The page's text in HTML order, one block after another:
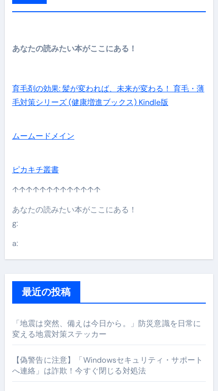
あなたの読みたい本がここにある！
育毛剤の効果: 髪が変われば、未来が変わる！ 育毛・薄
毛対策シリーズ (健康増進ブックス) Kindle版
ムームードメイン
ピカキチ叢書
↑↑↑↑↑↑↑↑↑↑↑↑↑
あなたの読みたい本がここにある！
g:
a:
最近の投稿
「地震は突然、備えは今日から。」防災意識を日常に
変える地震対策ステッカー
【偽警告に注意】「Windowsセキュリティ・サポート
へ連絡」は詐欺！今すぐ閉じる対処法